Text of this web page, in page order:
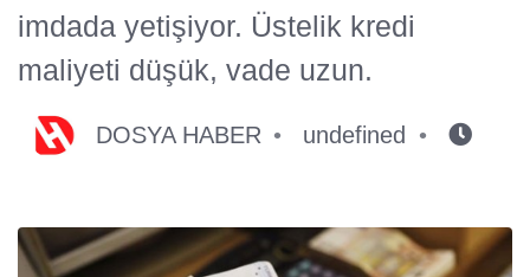
imdada yetişiyor. Üstelik kredi
maliyeti düşük, vade uzun.
DOSYA HABER undefined